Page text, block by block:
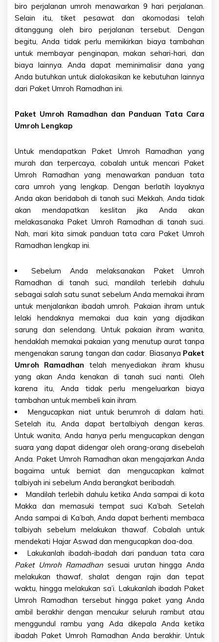
biro perjalanan umroh menawarkan 9 hari perjalanan.
Selain itu, tiket pesawat dan akomodasi telah
ditanggung oleh biro perjalanan tersebut. Dengan
begitu, Anda tidak perlu memikirkan biaya tambahan
untuk membayar penginapan, makan sehari-hari, dan
biaya lainnya. Anda dapat meminimalisir dana yang
Anda butuhkan untuk dialokasikan ke kebutuhan lainnya
dari Paket Umroh Ramadhan ini.
Paket Umroh Ramadhan dan Panduan Tata Cara
Umroh Lengkap
Untuk mendapatkan Paket Umroh Ramadhan yang
murah dan terpercaya, cobalah untuk mencari Paket
Umroh Ramadhan yang menawarkan panduan tata
cara umroh yang lengkap. Dengan berlatih layaknya
Anda akan beridabah di tanah suci Mekkah, Anda tidak
akan mendapatkan keslitan jika Anda akan
melakasanaka Paket Umroh Ramadhan di tanah suci.
Nah, mari kita simak panduan tata cara Paket Umroh
Ramadhan lengkap ini.
Sebelum Anda melaksanakan Paket Umroh
Ramadhan di tanah suci, mandilah terlebih dahulu
sebagai salah satu sunat sebelum Anda memakai ihram
untuk menjalankan ibadah umroh. Pakaian ihram untuk
lelaki hendaknya memakai dua kain yang dijadikan
sarung dan selendang. Untuk pakaian ihram wanita,
hendaklah memakai pakaian yang menutup aurat tanpa
mengenakan sarung tangan dan cadar. Biasanya Paket
Umroh Ramadhan telah menyediakan ihram khusu
yang akan Anda kenakan di tanah suci nanti. Oleh
karena itu, Anda tidak perlu mengeluarkan biaya
tambahan untuk membeli kain ihram.
Mengucapkan niat untuk berumroh di dalam hati.
Setelah itu, Anda dapat bertalbiyah dengan keras.
Untuk wanita, Anda hanya perlu mengucapkan dengan
suara yang dapat didengar oleh orang-orang disebelah
Anda. Paket Umroh Ramadhan akan mengajarkan Anda
bagaima untuk berniat dan mengucapkan kalmat
talbiyah ini sebelum Anda berangkat beribadah.
Mandilah terlebih dahulu ketika Anda sampai di kota
Makka dan memasuki tempat suci Ka’bah. Setelah
Anda sampai di Ka’bah, Anda dapat berhenti membaca
talbiyah sebelum melakukan thawaf. Cobalah untuk
mendekati Hajar Aswad dan mengucapkan doa-doa.
Lakukanlah ibadah-ibadah dari panduan tata cara
Paket Umroh Ramadhan sesuai urutan hingga Anda
melakukan thawaf, shalat dengan rajin dan tepat
waktu, hingga melakukan sa’i. Lakukanlah ibadah Paket
Umroh Ramadhan tersebut hingga paket yang Anda
ambil berakhir dengan mencukur seluruh rambut atau
menggundul rambu yang Ada dikepala Anda ketika
ibadah Paket Umroh Ramadhan Anda berakhir. Untuk